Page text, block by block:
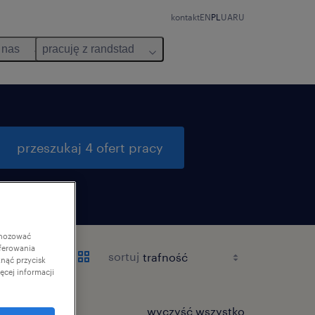
kontaktENPL UARU
nas pracuję z randstad
przeszukaj 4 ofert pracy
sortuj
wyczyść wszystko
przycisk
informacji